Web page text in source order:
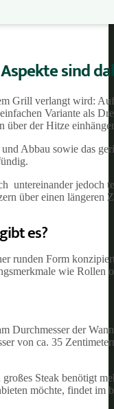
sind
Grill verlangt wird:
Variante als
der Hitze
Abbau sowie das
untereinander jedoch
über einen längeren
es?
runden Form
wie
Durchmesser der
von ca. 35
Steak benötigt
möchte, findet